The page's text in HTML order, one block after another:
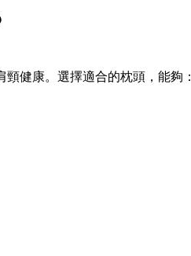
健康。選擇適合的枕頭，能夠：